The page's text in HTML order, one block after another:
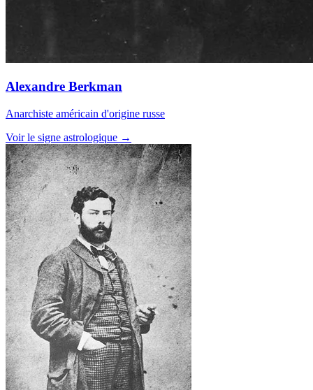
Alexandre Berkman
Anarchiste américain d'origine russe
Voir le signe astrologique →